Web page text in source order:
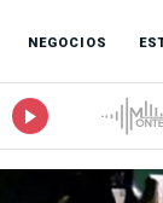
NEGOCIOS